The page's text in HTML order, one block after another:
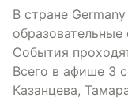
В стране
События
Всего в афише 3
Казанцева,